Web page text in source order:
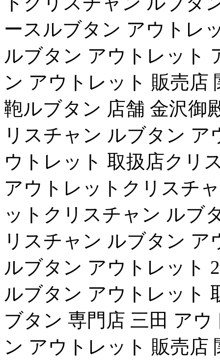
ースルブタン アウトレ
ルブタン アウトレット
ン アウトレット 販売店
鞄ルブタン 店舗 金沢御
リスチャン ルブタン
ウトレット 取扱店クリ
アウトレットクリスチ
ットクリスチャン ルブ
リスチャン ルブタン
ルブタン アウトレット
ルブタン アウトレット
ブタン 専門店 三田 ア
ン アウトレット 販売店